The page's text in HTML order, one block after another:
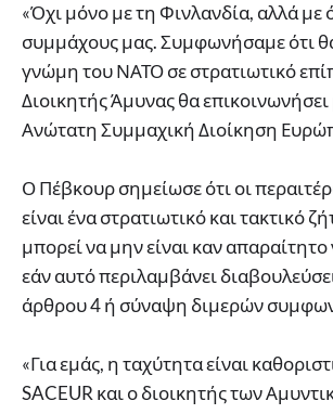
«Όχι μόνο με τη Φινλανδία, αλλά με
συμμάχους μας. Συμφωνήσαμε ότι
γνώμη του ΝΑΤΟ σε στρατιωτικό
Διοικητής Άμυνας θα επικοινωνήσει
Ανώτατη Συμμαχική Διοίκηση
Ο Πέβκουρ σημείωσε ότι οι
είναι ένα στρατιωτικό και τακτικό
μπορεί να μην είναι καν
εάν αυτό περιλαμβάνει
άρθρου 4 ή σύναψη διμερών
«Για εμάς, η ταχύτητα είναι
SACEUR και ο διοικητής των